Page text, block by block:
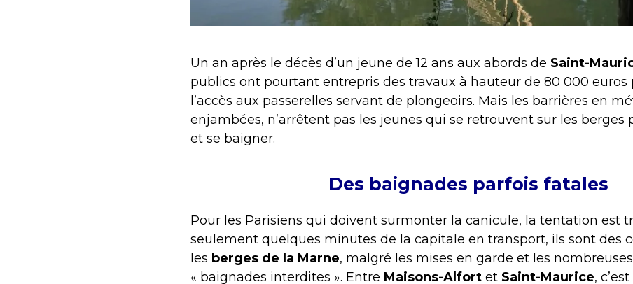
Un an après le décès d’un jeune de 12 ans aux abords de Saint-
publics ont pourtant entrepris des travaux à hauteur de 80 000 euros
l’accès aux passerelles servant de plongeoirs. Mais les barrières en
enjambées, n’arrêtent pas les jeunes qui se retrouvent sur les
et se baigner.
Des baignades parfois fatales
Pour les Parisiens qui doivent surmonter la canicule, la tentation est
seulement quelques minutes de la capitale en transport, ils sont des
les berges de la Marne, malgré les mises en garde et les
« baignades interdites ». Entre Maisons-Alfort et Saint-Maurice,